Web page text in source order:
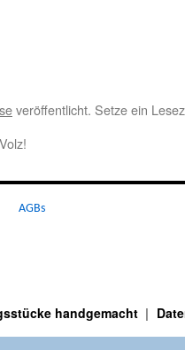
veröffentlicht. Setze ein
AGBs
handgemacht